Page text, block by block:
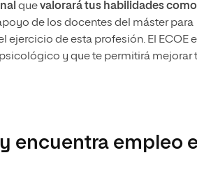
quevalorará tus habilidades como
de los docentes del máster para
ejercicio de esta profesión. El ECOE
y que te permitirá mejorar
encuentra empleo